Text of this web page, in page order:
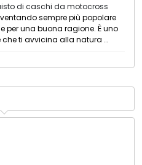
di caschi da motocross
sempre più popolare
per una buona ragione. È uno
che ti avvicina alla natura …